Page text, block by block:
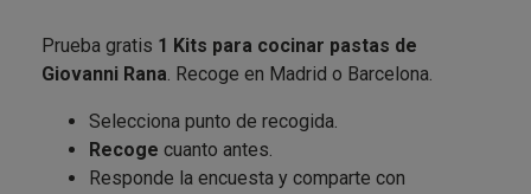
Prueba gratis 1 Kits para cocinar pastas de
Giovanni Rana. Recoge en Madrid o Barcelona.
Selecciona punto de recogida.
Recoge cuanto antes.
Responde la encuesta y comparte con